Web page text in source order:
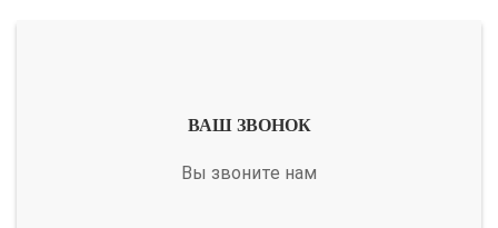
ВАШ ЗВОНОК
Вы звоните нам